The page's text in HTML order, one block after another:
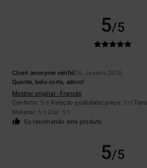
5/5
Client anonyme vérifié26. Janeiro 2026
Quente, belo corte, adoro!
Mostrar original - Francês
Conforto: 5 /5 Relação qualidade/preço: 5 /5
Material: 5 /5 Cor: 5/5
Eu recomendo este produto
5/5